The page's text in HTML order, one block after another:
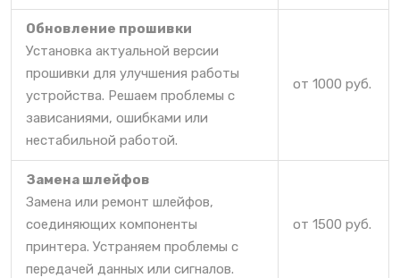
Обновление прошивки
Установка актуальной версии
прошивки для улучшения работы
устройства. Решаем проблемы с
зависаниями, ошибками или
нестабильной работой.
от 1000 руб.
Замена шлейфов
Замена или ремонт шлейфов,
соединяющих компоненты
принтера. Устраняем проблемы с
передачей данных или сигналов.
от 1500 руб.